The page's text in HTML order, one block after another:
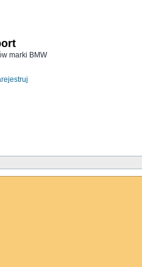
marki BMW